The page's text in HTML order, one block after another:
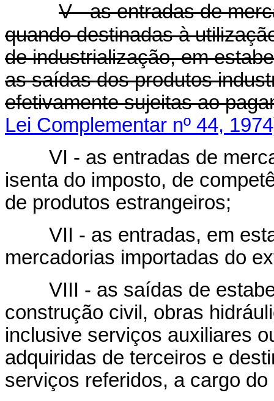
V - as entradas de
quando destinadas à
de industrialização, em
as saídas dos produtos
efetivamente sujeitas ao
Lei Complementar nº 44,
VI - as entradas de
isenta do imposto, de
de produtos estrangeiros;
VII - as entradas, em
mercadorias importadas do
VIII - as saídas de
construção civil, obras
inclusive serviços auxiliares
adquiridas de terceiros e
serviços referidos, a cargo do